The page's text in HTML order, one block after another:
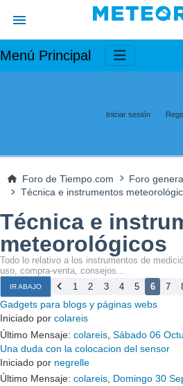
Menú Principal
Iniciar sesión
Foro de Tiempo.com
Foro
Técnica e instrumentos
Técnica e
meteorológicos
Todo lo relativo a los instrumentos de
uso, compra-venta, consejos...
IR ABAJO 1 2 3 4 5 6 7
Gadgets para blogs y páginas webs
Iniciado por colareis
Último Mensaje: colareis Sábado 06
Una duda con la colocacion del sensor
Iniciado por negrelle
Último Mensaje: colareis, Domingo 30